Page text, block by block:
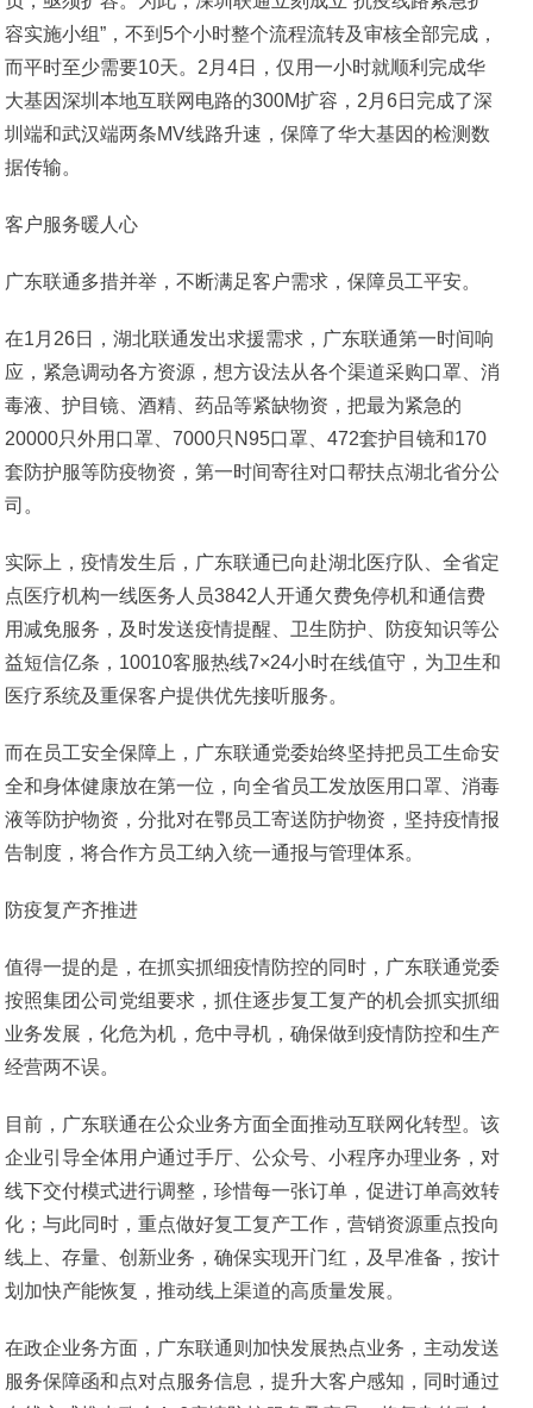
容实施小组”，不到5个小时整个流程流转及审核全部完成，
而平时至少需要10天。2月4日，仅用一小时就顺利完成华
大基因深圳本地互联网电路的300M扩容，2月6日完成了深
圳端和武汉端两条MV线路升速，保障了华大基因的检测数
据传输。
客户服务暖人心
广东联通多措并举，不断满足客户需求，保障员工平安。
在1月26日，湖北联通发出求援需求，广东联通第一时间响
应，紧急调动各方资源，想方设法从各个渠道采购口罩、消
毒液、护目镜、酒精、药品等紧缺物资，把最为紧急的
20000只外用口罩、7000只N95口罩、472套护目镜和170
套防护服等防疫物资，第一时间寄往对口帮扶点湖北省分公
司。
实际上，疫情发生后，广东联通已向赴湖北医疗队、全省定
点医疗机构一线医务人员3842人开通欠费免停机和通信费
用减免服务，及时发送疫情提醒、卫生防护、防疫知识等公
益短信亿条，10010客服热线7×24小时在线值守，为卫生和
医疗系统及重保客户提供优先接听服务。
而在员工安全保障上，广东联通党委始终坚持把员工生命安
全和身体健康放在第一位，向全省员工发放医用口罩、消毒
液等防护物资，分批对在鄂员工寄送防护物资，坚持疫情报
告制度，将合作方员工纳入统一通报与管理体系。
防疫复产齐推进
值得一提的是，在抓实抓细疫情防控的同时，广东联通党委
按照集团公司党组要求，抓住逐步复工复产的机会抓实抓细
业务发展，化危为机，危中寻机，确保做到疫情防控和生产
经营两不误。
目前，广东联通在公众业务方面全面推动互联网化转型。该
企业引导全体用户通过手厅、公众号、小程序办理业务，对
线下交付模式进行调整，珍惜每一张订单，促进订单高效转
化；与此同时，重点做好复工复产工作，营销资源重点投向
线上、存量、创新业务，确保实现开门红，及早准备，按计
划加快产能恢复，推动线上渠道的高质量发展。
在政企业务方面，广东联通则加快发展热点业务，主动发送
服务保障函和点对点服务信息，提升大客户感知，同时通过